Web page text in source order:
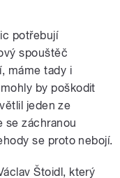
potřebují
spouštěč
máme tady i
by poškodit
jeden ze
se záchranou
se proto nebojí.
Štoidl, který